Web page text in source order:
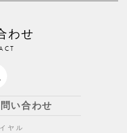
わせ
い合わせ
ヤル